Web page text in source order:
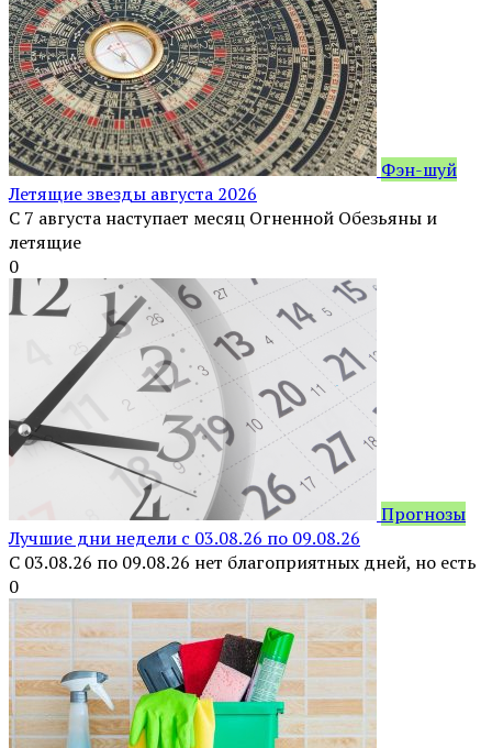
Фэн-шуй
Летящие звезды августа 2026
С 7 августа наступает месяц Огненной Обезьяны и
летящие
0
Прогнозы
Лучшие дни недели с 03.08.26 по 09.08.26
С 03.08.26 по 09.08.26 нет благоприятных дней, но есть
0